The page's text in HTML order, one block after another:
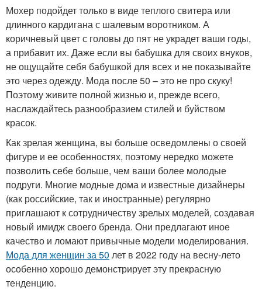
Мохер подойдет только в виде теплого свитера или
длинного кардигана с шалевым воротником. А
коричневый цвет с головы до пят не украдет ваши годы,
а прибавит их. Даже если вы бабушка для своих внуков,
не ощущайте себя бабушкой для всех и не показывайте
это через одежду. Мода после 50 – это не про скуку!
Поэтому живите полной жизнью и, прежде всего,
наслаждайтесь разнообразием стилей и буйством
красок.
Как зрелая женщина, вы больше осведомлены о своей
фигуре и ее особенностях, поэтому нередко можете
позволить себе больше, чем ваши более молодые
подруги. Многие модные дома и известные дизайнеры
(как российские, так и иностранные) регулярно
приглашают к сотрудничеству зрелых моделей, создавая
новый имидж своего бренда. Они предлагают иное
качество и ломают привычные модели моделирования.
Мода для женщин за 50 лет в 2022 году на весну-лето
особенно хорошо демонстрирует эту прекрасную
тенденцию.